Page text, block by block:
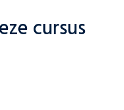
cursus